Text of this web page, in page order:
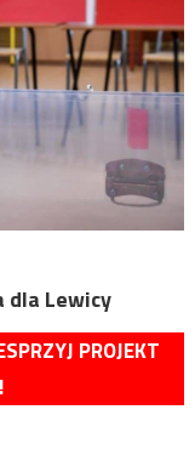
dla Lewicy
PROJEKT